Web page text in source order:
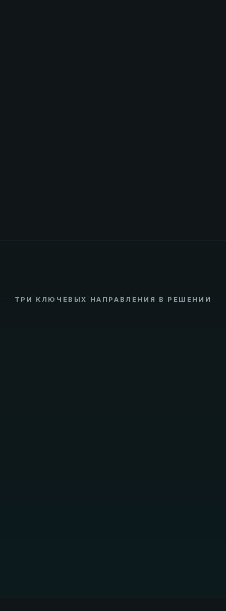
ТРИ КЛЮЧЕВЫХ НАПРАВЛЕНИЯ В РЕШЕНИИ